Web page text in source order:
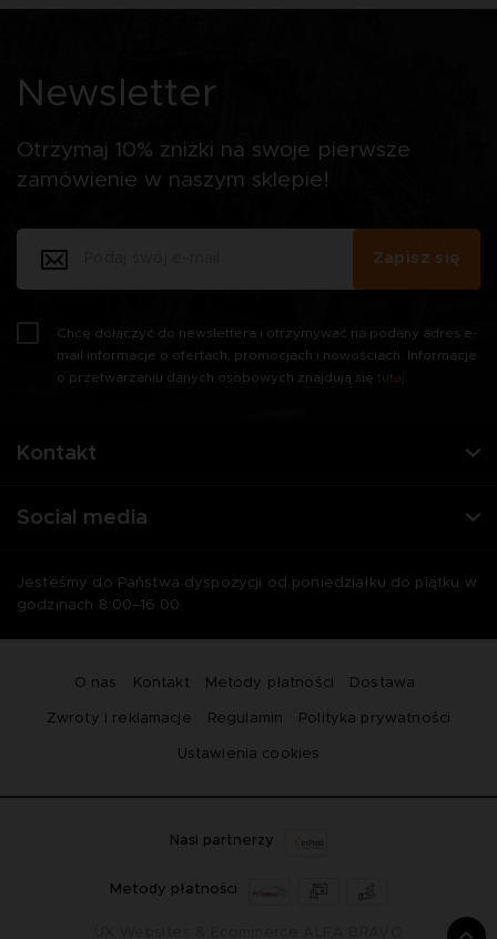
Kontakt
Social media
Jesteśmy do Państwa dyspozycji od poniedziałku do piątku w
godzinach 8:00–16:00
Newsletter
Otrzymaj 10% zniżki na swoje pierwsze
zamówienie w naszym sklepie!
Chcę dołączyć do newslettera i otrzymywać na podany adres e-
mail informacje o ofertach, promocjach i nowościach. Informacje
o przetwarzaniu danych osobowych znajdują się tutaj
Zapisz się
O nas Kontakt Metody płatności Dostawa
Zwroty i reklamacje Regulamin Polityka prywatności
Ustawienia cookies
Nasi partnerzy
Metody płatności